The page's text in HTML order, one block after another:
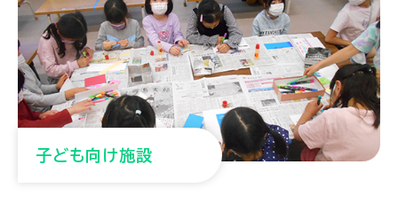
子ども向け施設